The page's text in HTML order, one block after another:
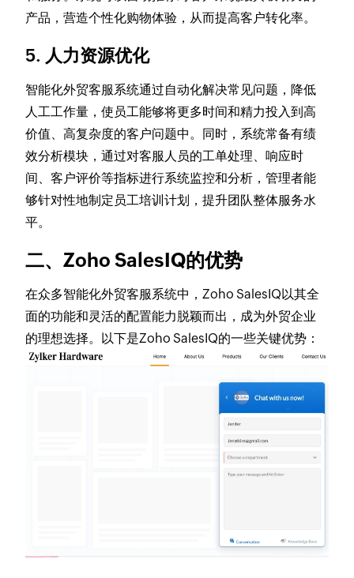
产品，营造个性化购物体验，从而提高客户转化率。
5. 人力资源优化
智能化外贸客服系统通过自动化解决常见问题，降低
人工工作量，使员工能够将更多时间和精力投入到高
价值、高复杂度的客户问题中。同时，系统常备有绩
效分析模块，通过对客服人员的工单处理、响应时
间、客户评价等指标进行系统监控和分析，管理者能
够针对性地制定员工培训计划，提升团队整体服务水
平。
二、Zoho SalesIQ的优势
在众多智能化外贸客服系统中，Zoho SalesIQ以其全
面的功能和灵活的配置能力脱颖而出，成为外贸企业
的理想选择。以下是Zoho SalesIQ的一些关键优势：